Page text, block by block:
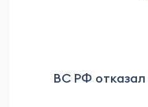
ВС РФ